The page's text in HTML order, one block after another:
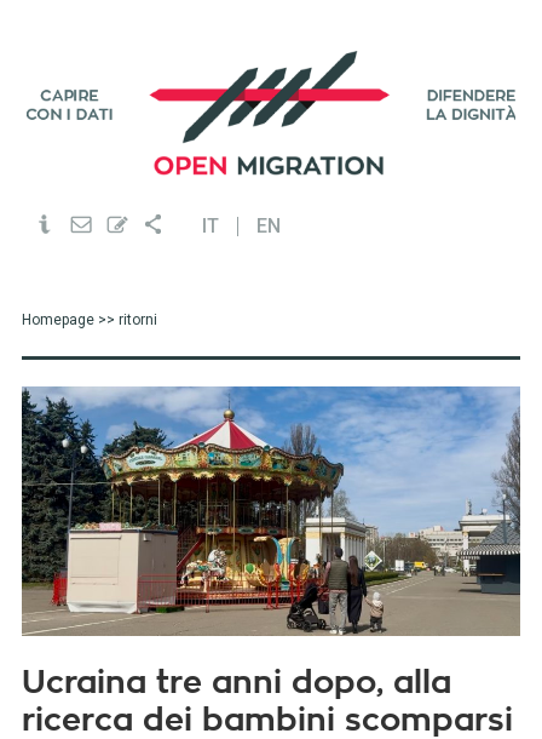
IT EN
Homepage>> ritorni
Ucraina tre anni dopo, alla
ricerca dei bambini scomparsi